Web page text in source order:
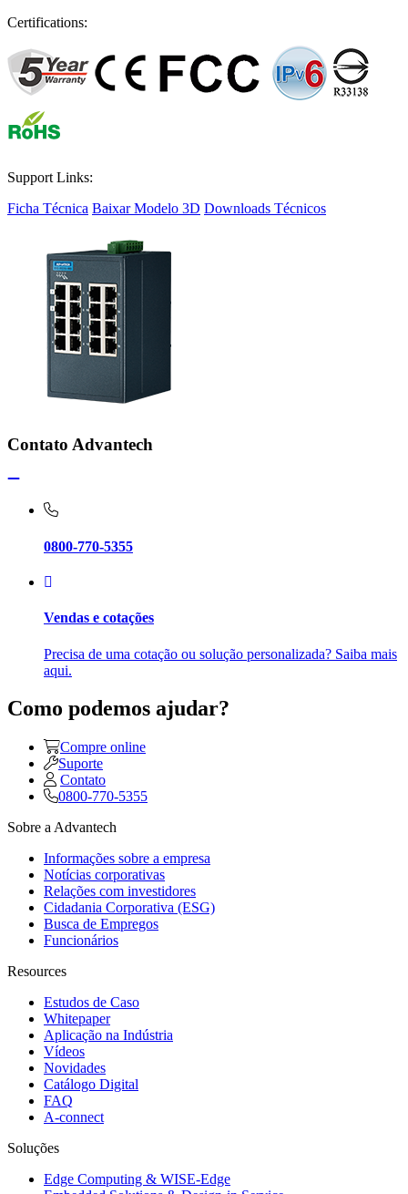
Certifications:
Support Links:
Ficha Técnica Baixar Modelo 3D Downloads Técnicos
Contato Advantech
0800-770-5355
Vendas e cotações
Precisa de uma cotação ou solução personalizada? Saiba mais
aqui.
Como podemos ajudar?
Compre online
Suporte
Contato
0800-770-5355
Sobre a Advantech
Informações sobre a empresa
Notícias corporativas
Relações com investidores
Cidadania Corporativa (ESG)
Busca de Empregos
Funcionários
Resources
Estudos de Caso
Whitepaper
Aplicação na Indústria
Vídeos
Novidades
Catálogo Digital
FAQ
A-connect
Soluções
Edge Computing & WISE-Edge